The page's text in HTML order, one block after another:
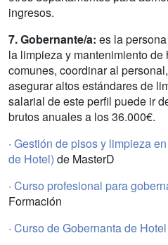
ingresos.
7. Gobernante/a: es la
la limpieza y mantenimiento
comunes, coordinar al
asegurar altos estándares de
salarial de este perfil puede ir
brutos anuales a los 36.000€.
· Gestión de pisos y limpieza
de Hotel) de MasterD
· Curso profesional para
Formación
· Curso de Gobernanta de Hotel